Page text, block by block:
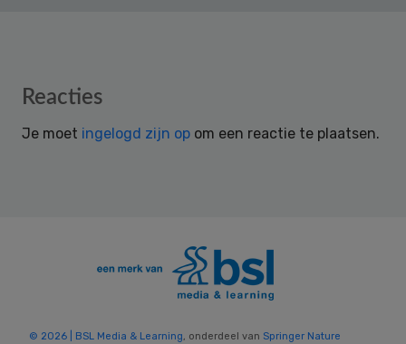
Reader
Reacties
Je moet ingelogd zijn op om een reactie te plaatsen.
© 2026 | BSL Media & Learning, onderdeel van Springer Nature